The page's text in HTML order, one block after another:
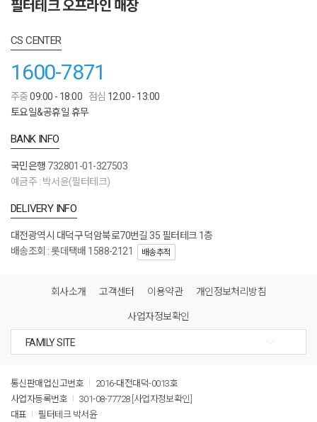
필터테크 오프라인 매장
CS CENTER
1600-7871
주중09:00 - 18:00 점심 12:00 - 13:00
토요일&공휴일 휴무
BANK INFO
국민은행 732801-01-327503
예금주 : 박서윤(필터테크)
DELIVERY INFO
대전광역시 대덕구 덕암북로70번길 35 필터테크 1층
배송조회 : 롯데택배 1588-2121
배송추적
회사소개 고객센터 이용약관 개인정보처리방침
사업자정보확인
통신판매업신고번호
2016-대전대덕-0013호
사업자등록번호
301-08-77728 [사업자정보확인]
대표
필터테크 박서윤